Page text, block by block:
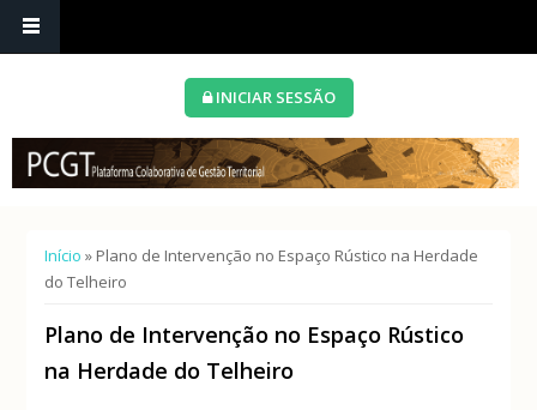
INICIAR SESSÃO
Está aqui
Início » Plano de Intervenção no Espaço Rústico na Herdade
do Telheiro
Plano de Intervenção no Espaço Rústico
na Herdade do Telheiro